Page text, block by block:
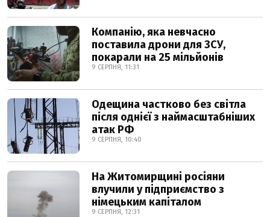
Компанію, яка невчасно
поставила дрони для ЗСУ,
покарали на 25 мільйонів
9 СЕРПНЯ, 11:31
Одещина частково без світла
після однієї з наймасштабніших
атак РФ
9 СЕРПНЯ, 10:40
На Житомирщині росіяни
влучили у підприємство з
німецьким капіталом
9 СЕРПНЯ, 12:31